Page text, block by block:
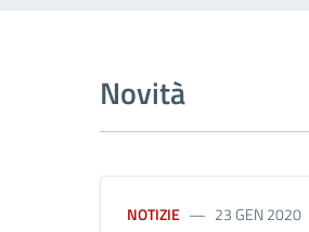
Novità
NOTIZIE 23 GEN 2020